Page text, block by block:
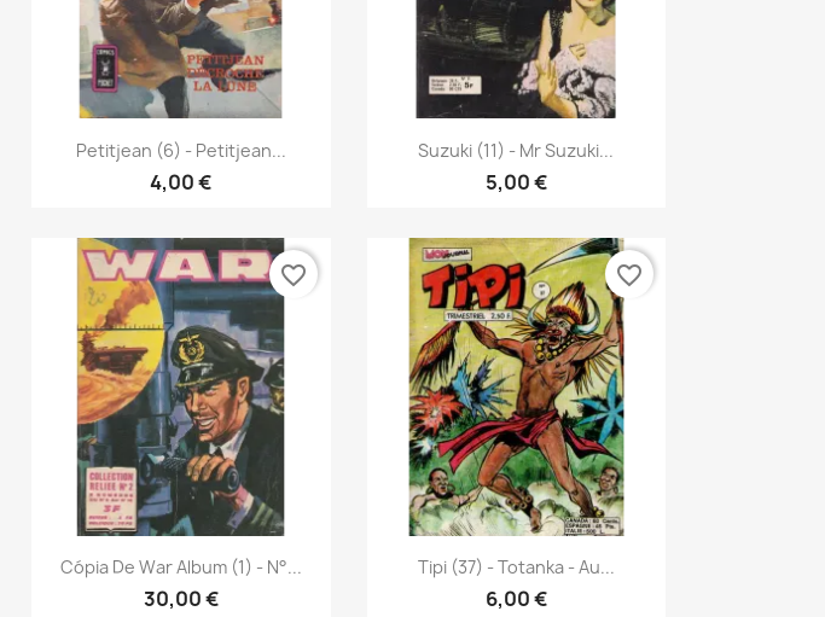
Vista rápida
Petitjean (6) - Petitjean...
4,00 €
 Vista rápida
Suzuki (11) - Mr Suzuki...
5,00 €
Vista rápida
Cópia De War Album (1) - N°...
30,00 €
favorite_border
Vista rápida
Tipi (37) - Totanka - Au...
6,00 €
favorite_border